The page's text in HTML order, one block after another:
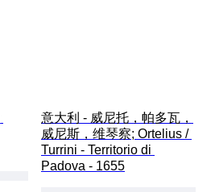
意大利 - 威尼托，帕多瓦，
威尼斯，维琴察; Ortelius /
Turrini - Territorio di
Padova - 1655